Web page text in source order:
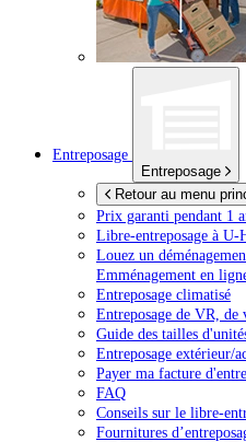
Entreposage
Entreposage
Retour au menu
Prix garanti pendant 1
Libre-entreposage à U-
Louez un
Emménagement en
Entreposage climatisé
Entreposage de VR, de
Guide des tailles
Entreposage extérieur/
Payer ma facture
FAQ
Conseils sur le libre-
Fournitures